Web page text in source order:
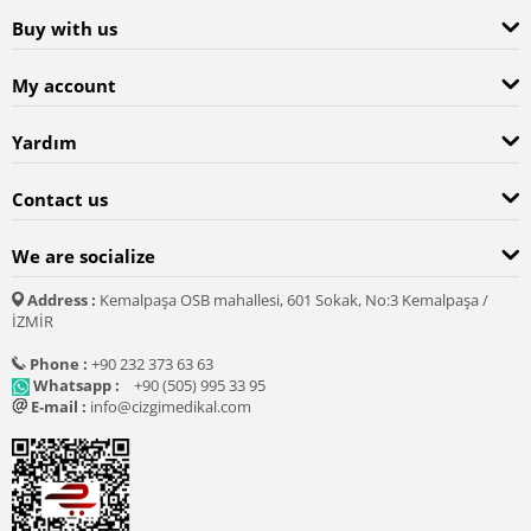
Buy with us
My account
Yardım
Contact us
We are socialize
Address : Kemalpaşa OSB mahallesi, 601 Sokak, No:3 Kemalpaşa /
İZMİR
Phone : +90 232 373 63 63
Whatsapp :
+90 (505) 995 33 95
E-mail : info@cizgimedikal.com